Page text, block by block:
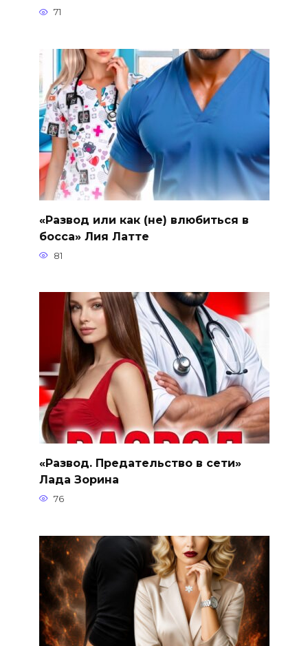
71
«Развод или как (не) влюбиться в
босса» Лия Латте
81
«Развод. Предательство в сети»
Лада Зорина
76